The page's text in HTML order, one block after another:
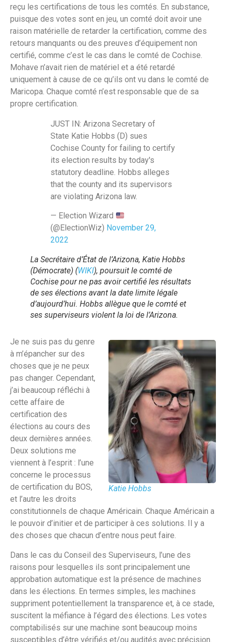
reçu les certifications de tous les comtés. En substance,
puisque des votes sont en jeu, un comté doit avoir une
raison matérielle de retarder la certification, comme des
retours manquants ou des preuves d’équipement non
certifié, comme c’est le cas dans le comté de Cochise.
Mohave n’avait rien de matériel et a été retardé
uniquement à cause de ce qu’ils ont vu dans le comté de
Maricopa. Chaque comté n’est responsable que de sa
propre certification.
JUST IN: Arizona Secretary of
State Katie Hobbs (D) sues
Cochise County for failing to certify
its election results by today's
statutory deadline. Hobbs alleges
that the county and its supervisors
are violating Arizona law.
— Election Wizard
(@ElectionWiz) November 29,
2022
La Secrétaire d’État de l’Arizona, Katie Hobbs
(Démocrate) (WIKI), poursuit le comté de
Cochise pour ne pas avoir certifié les résultats
de ses élections avant la date limite légale
d’aujourd’hui. Hobbs allègue que le comté et
ses superviseurs violent la loi de l’Arizona.
Katie Hobbs
Je ne suis pas du genre
à m’épancher sur des
choses que je ne peux
pas changer. Cependant,
j’ai beaucoup réfléchi à
cette affaire de
certification des
élections au cours des
deux dernières années.
Deux solutions me
viennent à l’esprit : l’une
concerne le processus
de certification du BOS,
et l’autre les droits
constitutionnels de chaque Américain. Chaque Américain a
le pouvoir d’initier et de participer à ces solutions. Il y a
des choses que chacun d’entre nous peut faire.
Dans le cas du Conseil des Superviseurs, l’une des
raisons pour lesquelles ils sont principalement une
approbation automatique est la présence de machines
dans les élections. En termes simples, les machines
suppriment potentiellement la transparence et, à ce stade,
suscitent la méfiance à l’égard des élections. Les votes
comptabilisés sur une machine sont beaucoup moins
susceptibles d’être vérifiés et/ou audités avec précision.